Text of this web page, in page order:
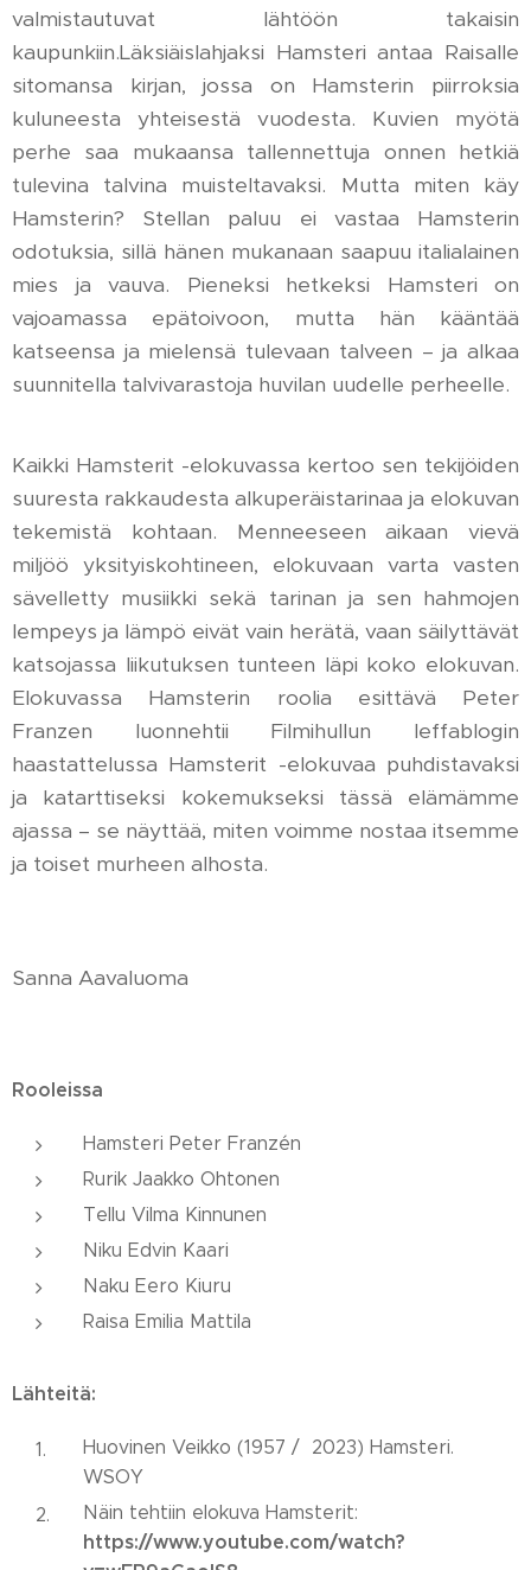
valmistautuvat lähtöön takaisin
kaupunkiin.Läksiäislahjaksi Hamsteri antaa Raisalle
sitomansa kirjan, jossa on Hamsterin piirroksia
kuluneesta yhteisestä vuodesta. Kuvien myötä
perhe saa mukaansa tallennettuja onnen hetkiä
tulevina talvina muisteltavaksi. Mutta miten käy
Hamsterin? Stellan paluu ei vastaa Hamsterin
odotuksia, sillä hänen mukanaan saapuu italialainen
mies ja vauva. Pieneksi hetkeksi Hamsteri on
vajoamassa epätoivoon, mutta hän kääntää
katseensa ja mielensä tulevaan talveen – ja alkaa
suunnitella talvivarastoja huvilan uudelle perheelle.
Kaikki Hamsterit -elokuvassa kertoo sen tekijöiden
suuresta rakkaudesta alkuperäistarinaa ja elokuvan
tekemistä kohtaan. Menneeseen aikaan vievä
miljöö yksityiskohtineen, elokuvaan varta vasten
sävelletty musiikki sekä tarinan ja sen hahmojen
lempeys ja lämpö eivät vain herätä, vaan säilyttävät
katsojassa liikutuksen tunteen läpi koko elokuvan.
Elokuvassa Hamsterin roolia esittävä Peter
Franzen luonnehtii Filmihullun leffablogin
haastattelussa Hamsterit -elokuvaa puhdistavaksi
ja katarttiseksi kokemukseksi tässä elämämme
ajassa – se näyttää, miten voimme nostaa itsemme
ja toiset murheen alhosta.
Sanna Aavaluoma
Rooleissa
Hamsteri Peter Franzén
Rurik Jaakko Ohtonen
Tellu Vilma Kinnunen
Niku Edvin Kaari
Naku Eero Kiuru
Raisa Emilia Mattila
Lähteitä:
Huovinen Veikko (1957 / 2023) Hamsteri.
WSOY
Näin tehtiin elokuva Hamsterit:
https://www.youtube.com/watch?